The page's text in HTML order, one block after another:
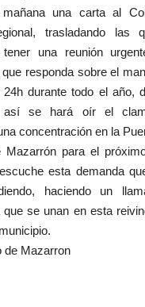
una carta al
trasladando las
tener una reunión
responda sobre el
durante todo el año,
se hará oír el
concentración en la
Mazarrón para el
esta demanda
haciendo un
que se unan en esta
de Mazarron